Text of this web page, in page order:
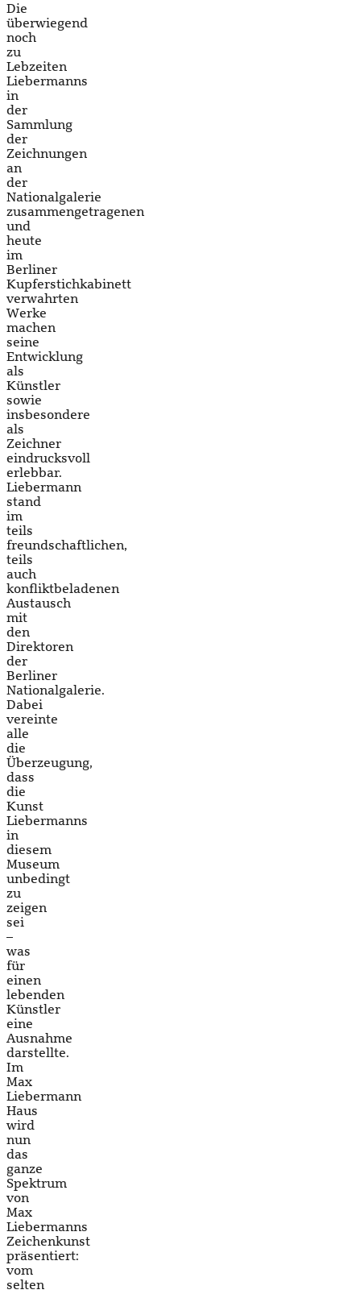
Die
überwiegend
noch
zu
Lebzeiten
Liebermanns
in
der
Sammlung
der
Zeichnungen
an
der
Nationalgalerie
zusammengetragenen
und
heute
im
Berliner
Kupferstichkabinett
verwahrten
Werke
machen
seine
Entwicklung
als
Künstler
sowie
insbesondere
als
Zeichner
eindrucksvoll
erlebbar.
Liebermann
stand
im
teils
freundschaftlichen,
teils
auch
konfliktbeladenen
Austausch
mit
den
Direktoren
der
Berliner
Nationalgalerie.
Dabei
vereinte
alle
die
Überzeugung,
dass
die
Kunst
Liebermanns
in
diesem
Museum
unbedingt
zu
zeigen
sei
–
was
für
einen
lebenden
Künstler
eine
Ausnahme
darstellte.
Im
Max
Liebermann
Haus
wird
nun
das
ganze
Spektrum
von
Max
Liebermanns
Zeichenkunst
präsentiert:
vom
selten